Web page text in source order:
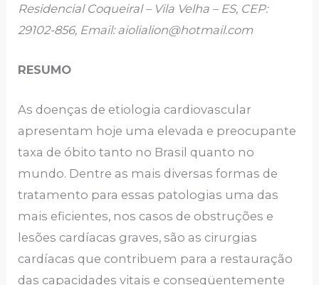
Residencial Coqueiral – Vila Velha – ES, CEP:
29102-856, Email: aiolialion@hotmail.com
RESUMO
As doenças de etiologia cardiovascular
apresentam hoje uma elevada e preocupante
taxa de óbito tanto no Brasil quanto no
mundo. Dentre as mais diversas formas de
tratamento para essas patologias uma das
mais eficientes, nos casos de obstruções e
lesões cardíacas graves, são as cirurgias
cardíacas que contribuem para a restauração
das capacidades vitais e conseqüentemente